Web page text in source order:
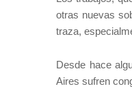
otras nuevas
traza,
Desde hace
Aires sufren